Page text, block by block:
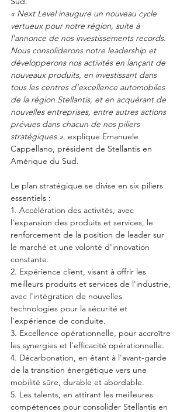
« Next Level inaugure un nouveau cycle
vertueux pour notre région, suite à
l'annonce de nos investissements records.
Nous consoliderons notre leadership et
développerons nos activités en lançant de
nouveaux produits, en investissant dans
tous les centres d'excellence automobiles
de la région Stellantis, et en acquérant de
nouvelles entreprises, entre autres actions
prévues dans chacun de nos piliers
stratégiques », explique Emanuele
Cappellano, président de Stellantis en
Amérique du Sud.
Le plan stratégique se divise en six piliers
essentiels :
1. Accélération des activités, avec
l'expansion des produits et services, le
renforcement de la position de leader sur
le marché et une volonté d'innovation
constante.
2. Expérience client, visant à offrir les
meilleurs produits et services de l'industrie,
avec l'intégration de nouvelles
technologies pour la sécurité et
l'expérience de conduite.
3. Excellence opérationnelle, pour accroître
les synergies et l'efficacité opérationnelle.
4. Décarbonation, en étant à l'avant-garde
de la transition énergétique vers une
mobilité sûre, durable et abordable.
5. Les talents, en attirant les meilleures
compétences pour consolider Stellantis en